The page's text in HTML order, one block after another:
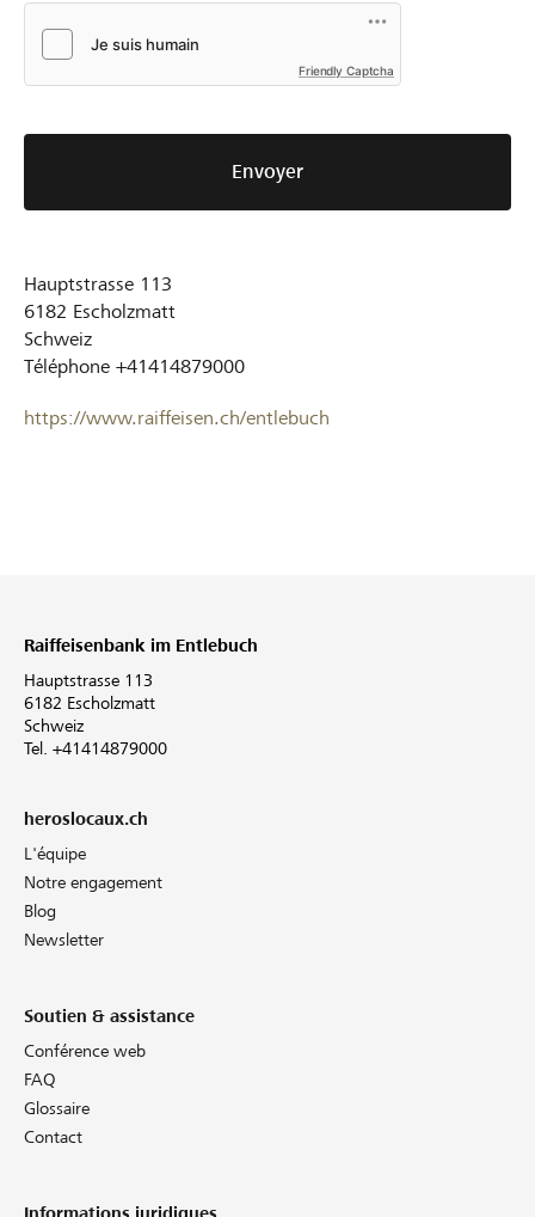
Friendly Captcha
Envoyer
Hauptstrasse 113
6182 Escholzmatt
Schweiz
Téléphone +41414879000
https://www.raiffeisen.ch/entlebuch
Raiffeisenbank im Entlebuch
Hauptstrasse 113
6182 Escholzmatt
Schweiz
Tel. +41414879000
heroslocaux.ch
L'équipe
Notre engagement
Blog
Newsletter
Soutien & assistance
Conférence web
FAQ
Glossaire
Contact
Informations juridiques